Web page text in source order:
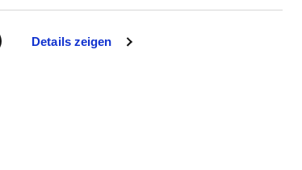
Details zeigen